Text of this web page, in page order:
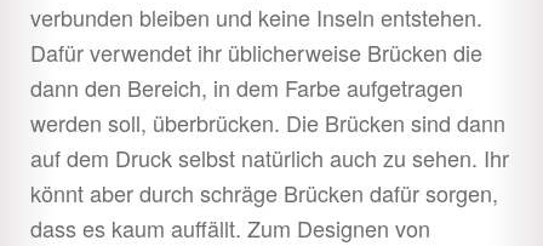
verbunden bleiben und keine Inseln entstehen.
Dafür verwendet ihr üblicherweise Brücken die
dann den Bereich, in dem Farbe aufgetragen
werden soll, überbrücken. Die Brücken sind dann
auf dem Druck selbst natürlich auch zu sehen. Ihr
könnt aber durch schräge Brücken dafür sorgen,
dass es kaum auffällt. Zum Designen von